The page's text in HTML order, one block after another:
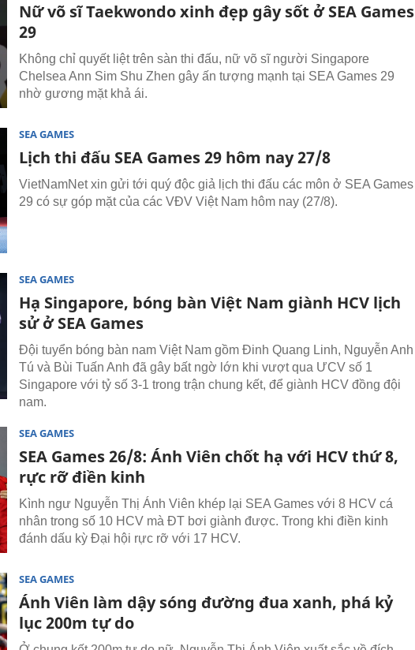
Nữ võ sĩ Taekwondo xinh đẹp gây sốt ở SEA Games
29
Không chỉ quyết liệt trên sàn thi đấu, nữ võ sĩ người Singapore
Chelsea Ann Sim Shu Zhen gây ấn tượng mạnh tại SEA Games 29
nhờ gương mặt khả ái.
SEA GAMES
Lịch thi đấu SEA Games 29 hôm nay 27/8
VietNamNet xin gửi tới quý độc giả lịch thi đấu các môn ở SEA Games
29 có sự góp mặt của các VĐV Việt Nam hôm nay (27/8).
SEA GAMES
Hạ Singapore, bóng bàn Việt Nam giành HCV lịch
sử ở SEA Games
Đội tuyển bóng bàn nam Việt Nam gồm Đinh Quang Linh, Nguyễn Anh
Tú và Bùi Tuấn Anh đã gây bất ngờ lớn khi vượt qua ƯCV số 1
Singapore với tỷ số 3-1 trong trận chung kết, để giành HCV đồng đội
nam.
SEA GAMES
SEA Games 26/8: Ánh Viên chốt hạ với HCV thứ 8,
rực rỡ điền kinh
Kình ngư Nguyễn Thị Ánh Viên khép lại SEA Games với 8 HCV cá
nhân trong số 10 HCV mà ĐT bơi giành được. Trong khi điền kinh
đánh dấu kỳ Đại hội rực rỡ với 17 HCV.
SEA GAMES
Ánh Viên làm dậy sóng đường đua xanh, phá kỷ
lục 200m tự do